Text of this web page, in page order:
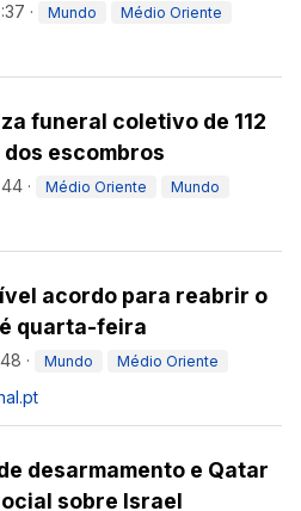
· Mundo Médio Oriente
funeral coletivo de 112
escombros
· Médio Oriente Mundo
acordo para reabrir o
quarta-feira
· Mundo Médio Oriente
desarmamento e Qatar
sobre Israel